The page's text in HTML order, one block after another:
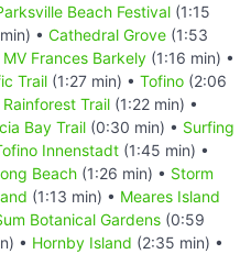
Beach Festival (1:15
• Cathedral Grove (1:53
MV Frances Barkely (1:16 min) •
Trail (1:27 min) • Tofino (2:06
Trail (1:22 min) •
Bay Trail (0:30 min) • Surfing
Innenstadt (1:45 min) •
Beach (1:26 min) • Storm
(1:13 min) • Meares Island
Botanical Gardens (0:59
• Hornby Island (2:35 min) •